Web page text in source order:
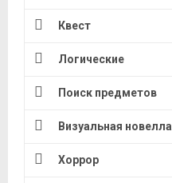
Квест
Логические
Поиск предметов
Визуальная новелла
Хоррор